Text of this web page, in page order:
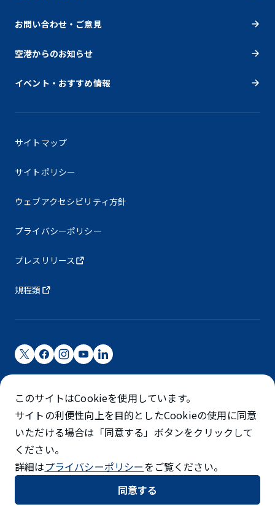
お問い合わせ・ご意見
空港からのお知らせ
イベント・おすすめ情報
サイトマップ
サイトポリシー
ウェブアクセシビリティ方針
プライバシーポリシー
プレスリリース
規程類
成田国際空港株式会社
成田国際空港は成田国際空港㈱（NAA）が運営しています
©NARITA INTERNATIONAL AIRPORT CORPORATION
SKYTRAX
5スターエアポート
このサイトはCookieを使用しています。
サイトの利便性向上を目的としたCookieの使用に同意
いただける場合は「同意する」ボタンをクリックして
ください。
詳細はプライバシーポリシーをご覧ください。
同意する